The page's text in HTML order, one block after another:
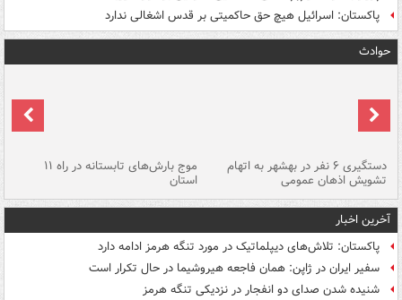
پاکستان: اسرائیل هیچ حق حاکمیتی بر قدس اشغالی ندارد
حوادث
دستگیری ۶ نفر در بهشهر به اتهام
تشویش اذهان عمومی
موج بارش‌های تابستانه در راه ۱۱
استان
آخرین اخبار
پاکستان: تلاش‌های دیپلماتیک در مورد تنگه هرمز ادامه دارد
سفیر ایران در ژاپن: همان فاجعه هیروشیما در حال تکرار است
شنیده شدن صدای دو انفجار در نزدیکی تنگه هرمز